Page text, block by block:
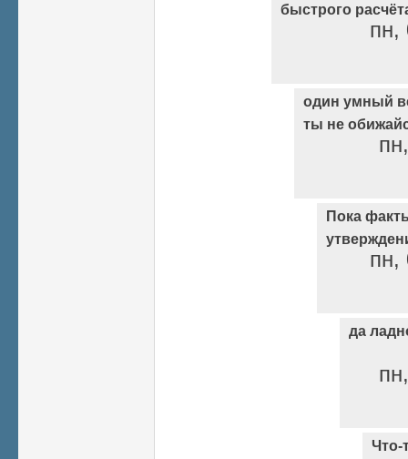
быстрого
пн,
один умный
ты не
Пока
пн,
да
Что-